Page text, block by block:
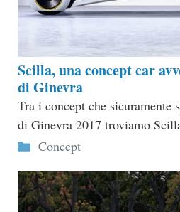
Scilla, una concept car
di Ginevra
Tra i concept che sicuramente
di Ginevra 2017 troviamo
Categorie
Concept